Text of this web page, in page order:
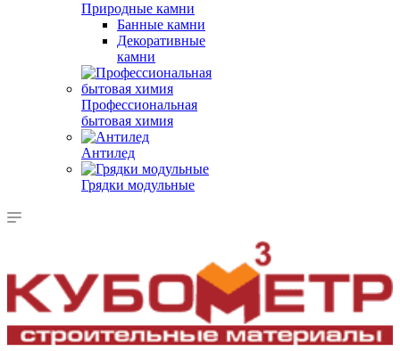
Природные камни
Банные камни
Декоративные
камни
Профессиональная
бытовая химия
Антилед
Грядки модульные